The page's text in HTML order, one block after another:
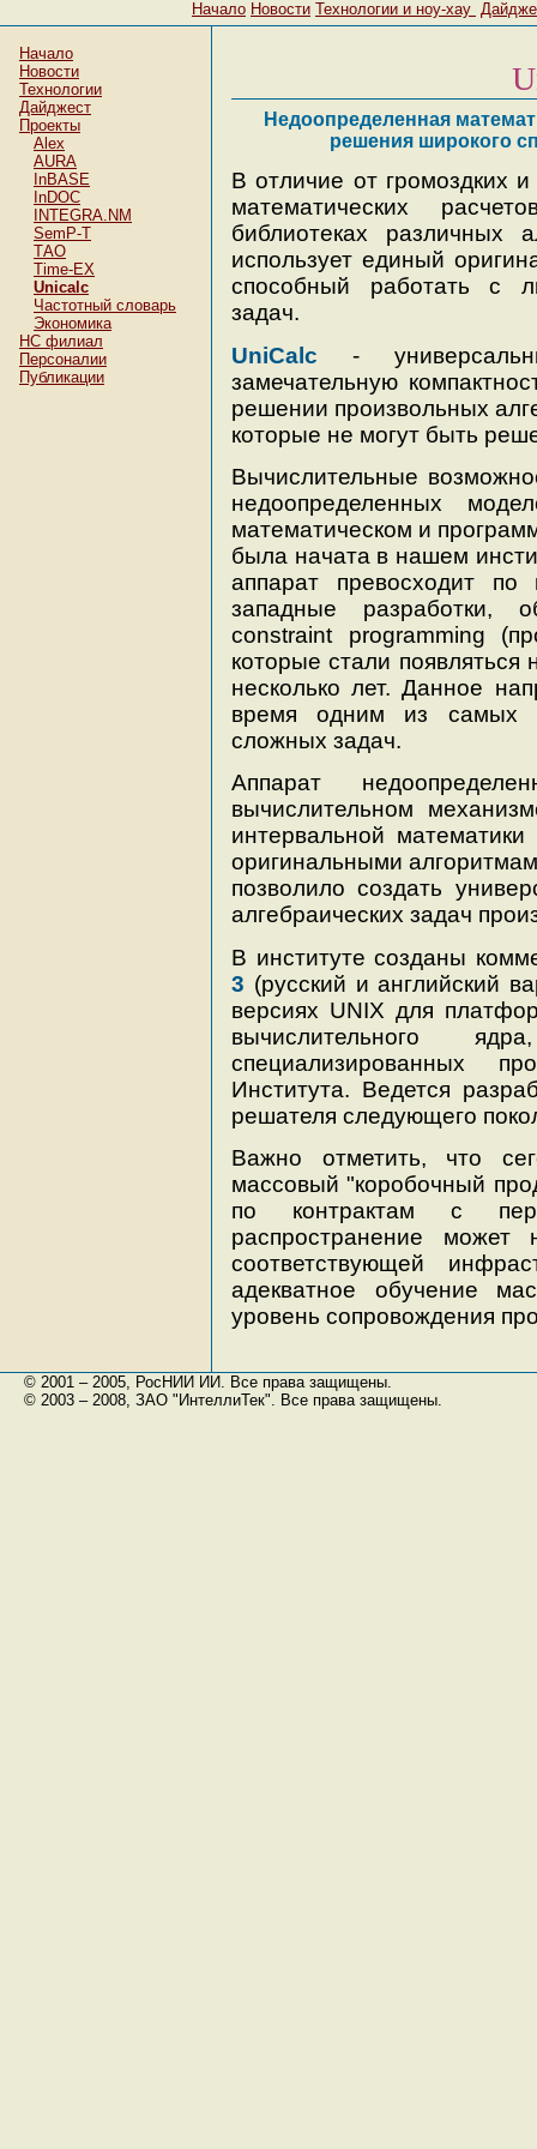
Начало Новости Технологии и ноу-хау
Начало
Новости
Технологии
Дайджест
Проекты
Alex
AURA
InBASE
InDOC
INTEGRA.NM
SemP-T
ТАО
Time-EX
Unicalc
Частотный словарь
Экономика
НC филиал
Персоналии
Публикации
Недоопределенная
решения широкого
В отличие от громоздких
математических
библиотеках различных
использует единый
способный работать с
задач.
UniCalc -
замечательную
решении произвольных
которые не могут быть
Вычислительные
недоопределенных
математическом и
была начата в нашем
аппарат превосходит по
западные
constraint programming
которые стали
несколько лет. Данное
время одним из самых
сложных задач.
Аппарат
вычислительном
интервальной
оригинальными
позволило создать
алгебраических задач
В институте созданы
3 (русский и английский
версиях UNIX для
вычислительного
специализированных
Института. Ведется
решателя следующего
Важно отметить, что
массовый "коробочный
по контрактам с
распространение может
соответствующей
адекватное обучение
уровень сопровождения
© 2001 – 2005, РосНИИ ИИ. Все права защищены.
© 2003 – 2008, ЗАО "ИнтеллиТек". Все права защищены.